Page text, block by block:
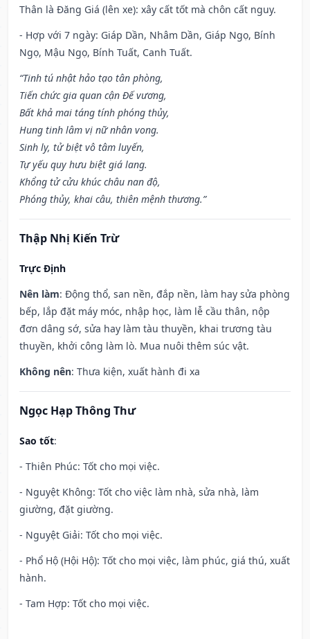
Thân là Đăng Giá (lên xe): xây cất tốt mà chôn cất nguy.
- Hợp với 7 ngày: Giáp Dần, Nhâm Dần, Giáp Ngọ, Bính
Ngọ, Mậu Ngọ, Bính Tuất, Canh Tuất.
“Tinh tú nhật hảo tạo tân phòng,
Tiến chức gia quan cận Đế vương,
Bất khả mai táng tính phóng thủy,
Hung tinh lâm vị nữ nhân vong.
Sinh ly, tử biệt vô tâm luyến,
Tự yếu quy hưu biệt giá lang.
Khổng tử cửu khúc châu nan độ,
Phóng thủy, khai câu, thiên mệnh thương.”
Thập Nhị Kiến Trừ
Trực Định
Nên làm: Động thổ, san nền, đắp nền, làm hay sửa phòng
bếp, lắp đặt máy móc, nhập học, làm lễ cầu thân, nộp
đơn dâng sớ, sửa hay làm tàu thuyền, khai trương tàu
thuyền, khởi công làm lò. Mua nuôi thêm súc vật.
Không nên: Thưa kiện, xuất hành đi xa
Ngọc Hạp Thông Thư
Sao tốt:
- Thiên Phúc: Tốt cho mọi việc.
- Nguyệt Không: Tốt cho việc làm nhà, sửa nhà, làm
giường, đặt giường.
- Nguyệt Giải: Tốt cho mọi việc.
- Phổ Hộ (Hội Hộ): Tốt cho mọi việc, làm phúc, giá thú, xuất
hành.
- Tam Hợp: Tốt cho mọi việc.